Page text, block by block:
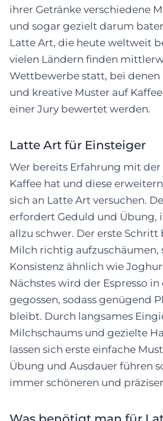
ihrer Getränke verschiedene
und sogar gezielt darum
Latte Art, die heute weltweit
vielen Ländern finden
Wettbewerbe statt, bei denen
und kreative Muster auf
einer Jury bewertet werden.
Latte Art für Einsteiger
Wer bereits Erfahrung mit
Kaffee hat und diese
sich an Latte Art versuchen.
erfordert Geduld und Übung,
allzu schwer. Der erste
Milch richtig aufzuschäumen,
Konsistenz ähnlich wie
Nächstes wird der Espresso in
gegossen, sodass genügend
bleibt. Durch langsames
Milchschaums und gezielte
lassen sich erste einfache
Übung und Ausdauer führen
immer schöneren und